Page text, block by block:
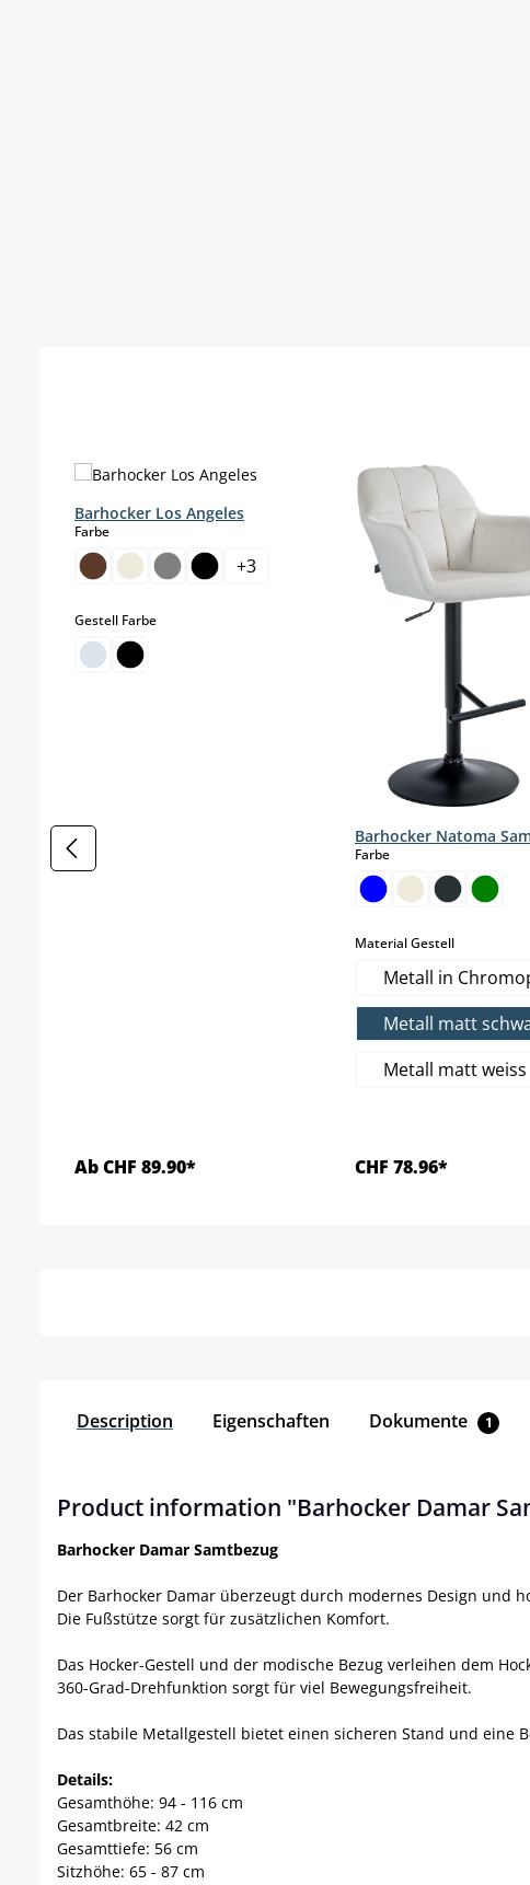
Barhocker Los Angeles
Farbeauswählen
+3
Gestell Farbeauswählen
Ab CHF 89.90*
Barhocker Natoma
Farbeauswählen
Material Gestellauswählen
Metall in
Metall matt
Metall matt weiss
CHF 78.96*
Description Eigenschaften Dokumente 1
Product information "Barhocker Damar
Barhocker Damar Samtbezug
Der Barhocker Damar überzeugt durch modernes Design und
Die Fußstütze sorgt für zusätzlichen Komfort.
Das Hocker-Gestell und der modische Bezug verleihen dem
360-Grad-Drehfunktion sorgt für viel Bewegungsfreiheit.
Das stabile Metallgestell bietet einen sicheren Stand und eine
Details:
Gesamthöhe: 94 - 116 cm
Gesamtbreite: 42 cm
Gesamttiefe: 56 cm
Sitzhöhe: 65 - 87 cm